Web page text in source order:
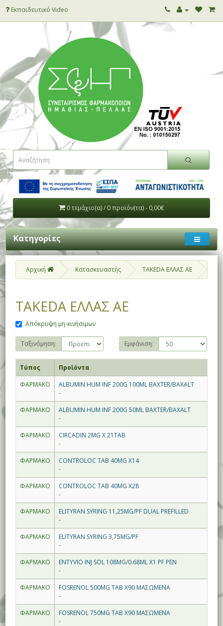
Εκπαιδευτικό Video
0 τεμάχιο(α) / 0 προϊόν(τα) - 0,00€
Κατηγορίες
Αρχική Κατασκευαστής TAKEDA ΕΛΛΑΣ ΑΕ
TAKEDA ΕΛΛΑΣ ΑΕ
Απόκρυψη μη-κινήσιμων
Ταξινόμηση: Εμφάνιση:
Τύπος
Προϊόντα
ΦΑΡΜΑΚΟ
ALBUMIN HUM INF 200G 100ML BAXTER/BAXALT
-
ΦΑΡΜΑΚΟ
ALBUMIN HUM INF 200G 50ML BAXTER/BAXALT
-
ΦΑΡΜΑΚΟ
CIRCADIN 2MG X 21TAB
-
ΦΑΡΜΑΚΟ
CONTROLOC TAB 40MG X14
-
ΦΑΡΜΑΚΟ
CONTROLOC TAB 40MG X28
-
ΦΑΡΜΑΚΟ
ELITYRAN SYRING 11,25MG/PF DUAL PREFILLED
-
ΦΑΡΜΑΚΟ
ELITYRAN SYRING 3,75MG/PF
-
ΦΑΡΜΑΚΟ
ENTYVIO INJ SOL 108MG/0.68ML X1 PF PEN
-
ΦΑΡΜΑΚΟ
FOSRENOL 500MG TAB X90 ΜΑΣΩΜΕΝΑ
-
ΦΑΡΜΑΚΟ
FOSRENOL 750MG TAB X90 ΜΑΣΩΜΕΝΑ
-